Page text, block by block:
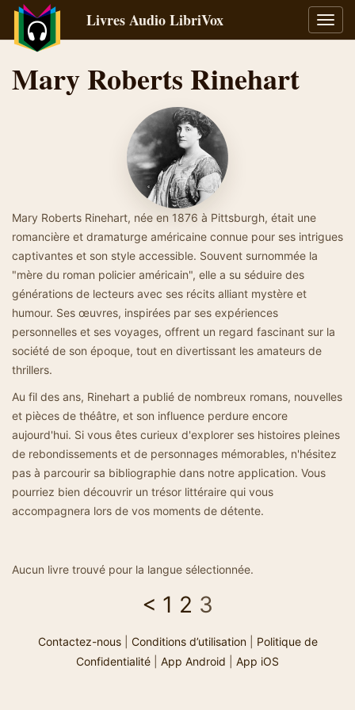
la
Livres Audio LibriVox
Mary Roberts Rinehart
Mary Roberts Rinehart, née en 1876 à Pittsburgh, était une
romancière et dramaturge américaine connue pour ses intrigues
captivantes et son style accessible. Souvent surnommée la
"mère du roman policier américain", elle a su séduire des
générations de lecteurs avec ses récits alliant mystère et
humour. Ses œuvres, inspirées par ses expériences
personnelles et ses voyages, offrent un regard fascinant sur la
société de son époque, tout en divertissant les amateurs de
thrillers.
Au fil des ans, Rinehart a publié de nombreux romans, nouvelles
et pièces de théâtre, et son influence perdure encore
aujourd'hui. Si vous êtes curieux d'explorer ses histoires pleines
de rebondissements et de personnages mémorables, n'hésitez
pas à parcourir sa bibliographie dans notre application. Vous
pourriez bien découvrir un trésor littéraire qui vous
accompagnera lors de vos moments de détente.
Aucun livre trouvé pour la langue sélectionnée.
< 1 2 3
Contactez-nous| Conditions d’utilisation| Politique de
Confidentialité
App Android App iOS